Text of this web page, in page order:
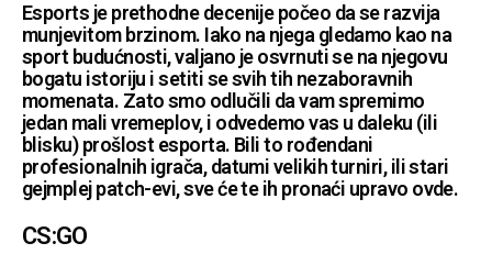
Esports je prethodne decenije počeo da se razvija
munjevitom brzinom. Iako na njega gledamo kao na
sport budućnosti, valjano je osvrnuti se na njegovu
bogatu istoriju i setiti se svih tih nezaboravnih
momenata. Zato smo odlučili da vam spremimo
jedan mali vremeplov, i odvedemo vas u daleku (ili
blisku) prošlost esporta. Bili to rođendani
profesionalnih igrača, datumi velikih turniri, ili stari
gejmplej patch-evi, sve će te ih pronaći upravo ovde.
CS:GO